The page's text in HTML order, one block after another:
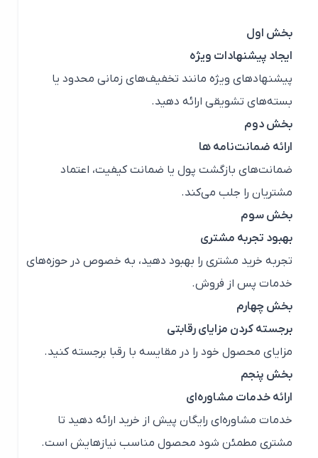
بخش اول
ایجاد پیشنهادات ویژه
پیشنهادهای ویژه مانند تخفیف‌های زمانی محدود یا
بسته‌های تشویقی ارائه دهید.
بخش دوم
ارائه ضمانت‌نامه ها
ضمانت‌های بازگشت پول یا ضمانت کیفیت، اعتماد
مشتریان را جلب می‌کند.
بخش سوم
بهبود تجربه مشتری
تجربه خرید مشتری را بهبود دهید، به خصوص در حوزه‌های
خدمات پس از فروش.
بخش چهارم
برجسته کردن مزایای رقابتی
مزایای محصول خود را در مقایسه با رقبا برجسته کنید.
بخش پنجم
ارائه خدمات مشاوره‌ای
خدمات مشاوره‌ای رایگان پیش از خرید ارائه دهید تا
مشتری مطمئن شود محصول مناسب نیازهایش است.